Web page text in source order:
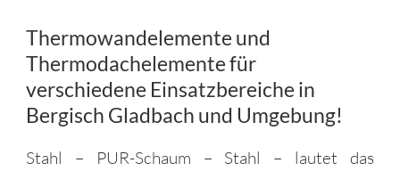
Thermowandelemente und
Thermodachelemente für
verschiedene Einsatzbereiche in
Bergisch Gladbach und Umgebung!
Stahl – PUR-Schaum – Stahl – lautet das